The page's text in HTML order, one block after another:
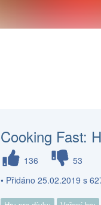
Cooking Fast:
136
53
• Přidáno 25.02.2019 s